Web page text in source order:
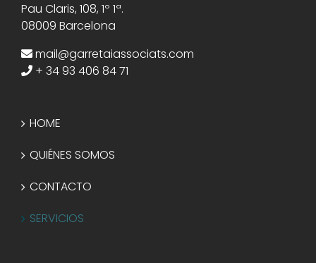
Pau Claris, 108, 1º 1ª.
08009 Barcelona
mail@garretaiassociats.com
+ 34 93 406 84 71
HOME
QUIÉNES SOMOS
CONTACTO
SERVICIOS